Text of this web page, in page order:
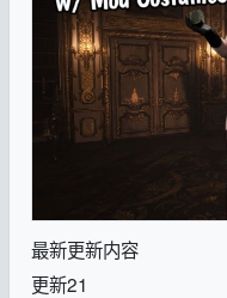
最新更新内容
更新21